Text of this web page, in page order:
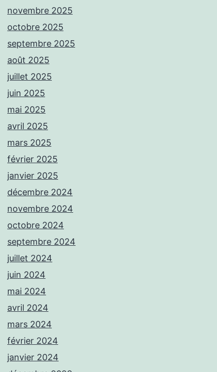
novembre 2025
octobre 2025
septembre 2025
août 2025
juillet 2025
juin 2025
mai 2025
avril 2025
mars 2025
février 2025
janvier 2025
décembre 2024
novembre 2024
octobre 2024
septembre 2024
juillet 2024
juin 2024
mai 2024
avril 2024
mars 2024
février 2024
janvier 2024